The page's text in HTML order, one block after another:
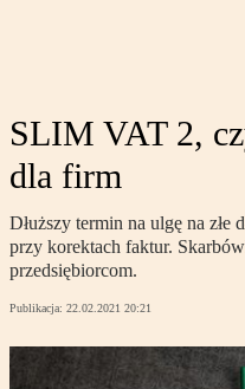
SLIM VAT 2,
dla firm
Dłuższy termin na ulgę na złe
przy korektach faktur.
przedsiębiorcom.
Publikacja: 22.02.2021 20:21